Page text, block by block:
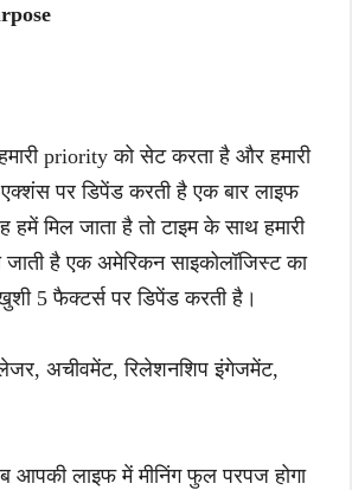
हमारी priority को सेट करता है और हमारी
एक्शंस पर डिपेंड करती है एक बार लाइफ
हमें मिल जाता है तो टाइम के साथ हमारी
जाती है एक अमेरिकन साइकोलॉजिस्ट का
खुशी 5 फैक्टर्स पर डिपेंड करती है।
अचीवमेंट, रिलेशनशिप इंगेजमेंट,
आपकी लाइफ में मीनिंग फुल परपज होगा